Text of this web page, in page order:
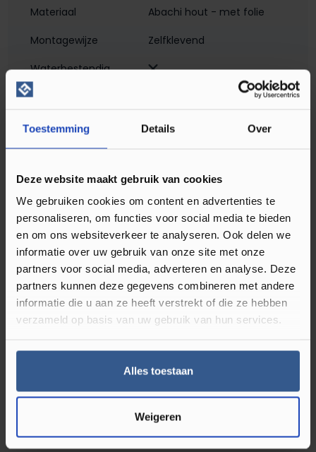
Toestemming Details Over
Deze website maakt gebruik van cookies
We gebruiken cookies om content en advertenties te
personaliseren, om functies voor social media te bieden
en om ons websiteverkeer te analyseren. Ook delen we
informatie over uw gebruik van onze site met onze
partners voor social media, adverteren en analyse. Deze
partners kunnen deze gegevens combineren met andere
informatie die u aan ze heeft verstrekt of die ze hebben
verzameld op basis van uw gebruik van hun services.
Alles toestaan
Weigeren
Materiaal
Abachi hout - met folie
Montagewijze
Zelfklevend
Waterbestendig‎
Soort plint
Geolied 23240
Plakplinten gebruikt u bij de afwerking van uw klik PVC en
of laminaat vloer. Deze type vloeren hebben namelijk
werkingsruimte nodig en leg je dus niet strak tegen de muur
of kozijnen. Deze ruimte kun je dan ook perfect afwerken
met een plakplint in bijpassende kleur van de vloer.Ze zijn
dus onmisbaar bij een nieuwe vloer.Naast dat het zorgt
houten plakplinten in het assortiment. Je vind de best
bijpassende kleur plakplint op de productpagina van alle
klik PVC en laminaat vloeren. Er zit dus altijd wat tussen dat
Wat zijn plakplinten?